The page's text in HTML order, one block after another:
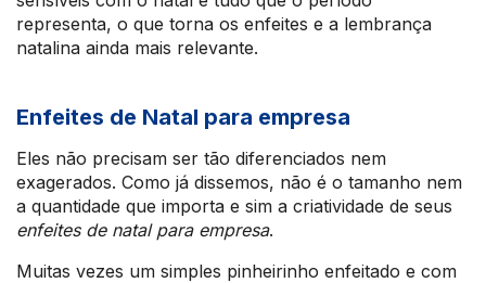
representa, o que torna os enfeites e a lembrança
natalina ainda mais relevante.
Enfeites de Natal para empresa
Eles não precisam ser tão diferenciados nem
exagerados. Como já dissemos, não é o tamanho nem
a quantidade que importa e sim a criatividade de seus
enfeites de natal para empresa.
Muitas vezes um simples pinheirinho enfeitado e com